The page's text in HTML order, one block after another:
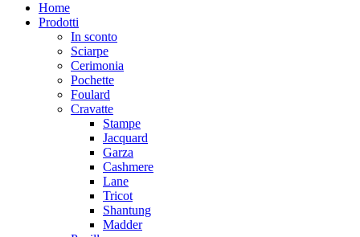
Home
Prodotti
In sconto
Sciarpe
Cerimonia
Pochette
Foulard
Cravatte
Stampe
Jacquard
Garza
Cashmere
Lane
Tricot
Shantung
Madder